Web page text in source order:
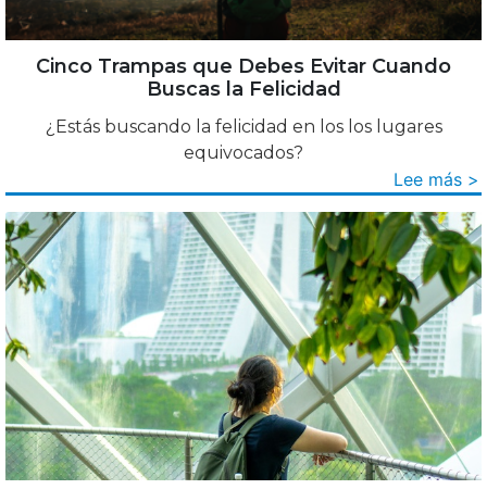
Cinco Trampas que Debes Evitar Cuando
Buscas la Felicidad
¿Estás buscando la felicidad en los los lugares
equivocados?
Lee más >